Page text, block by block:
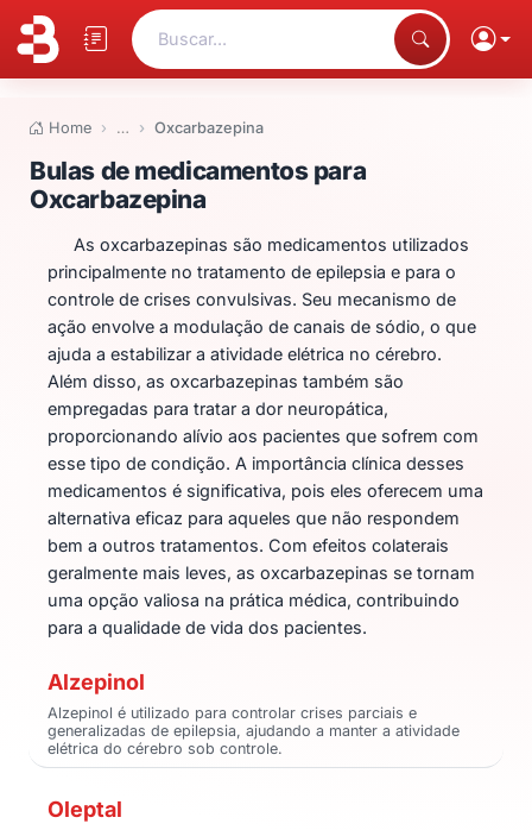
Buscar...
Home … Oxcarbazepina
Bulas de medicamentos para
Bulas de medicamentos para
Oxcarbazepina
As oxcarbazepinas são medicamentos utilizados
principalmente no tratamento de epilepsia e para o
controle de crises convulsivas. Seu mecanismo de
ação envolve a modulação de canais de sódio, o que
ajuda a estabilizar a atividade elétrica no cérebro.
Além disso, as oxcarbazepinas também são
empregadas para tratar a dor neuropática,
proporcionando alívio aos pacientes que sofrem com
esse tipo de condição. A importância clínica desses
medicamentos é significativa, pois eles oferecem uma
alternativa eficaz para aqueles que não respondem
bem a outros tratamentos. Com efeitos colaterais
geralmente mais leves, as oxcarbazepinas se tornam
uma opção valiosa na prática médica, contribuindo
para a qualidade de vida dos pacientes.
Alzepinol
Alzepinol é utilizado para controlar crises parciais e
generalizadas de epilepsia, ajudando a manter a atividade
elétrica do cérebro sob controle.
Oleptal